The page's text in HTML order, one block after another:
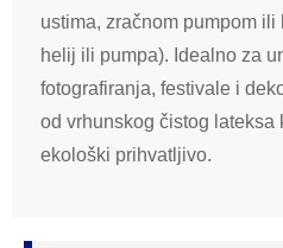
ustima, zračnom pumpom
helij ili pumpa). Idealno za
fotografiranja, festivale i
od vrhunskog čistog lateksa
ekološki prihvatljivo.